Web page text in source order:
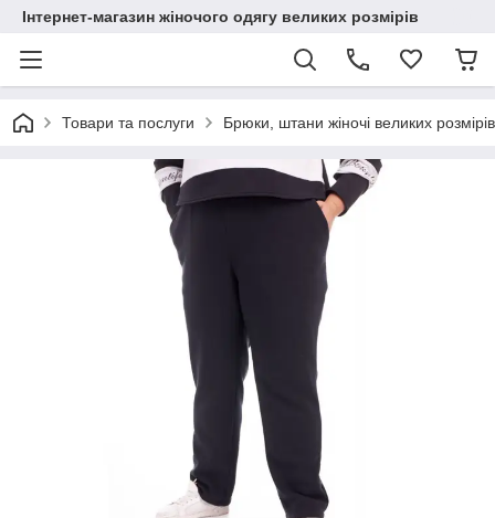
Інтернет-магазин жіночого одягу великих розмірів
Товари та послуги Брюки, штани жіночі великих розмірів